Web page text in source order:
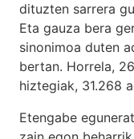
dituzten sarrera
Eta gauza bera
sinonimoa duten
bertan. Horrela,
hiztegiak, 31.268
Etengabe